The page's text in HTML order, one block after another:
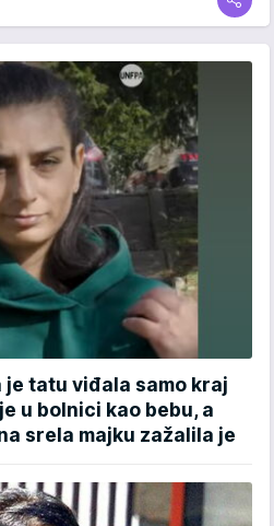
tatu viđala samo kraj
u bolnici kao bebu, a
srela majku zažalila je